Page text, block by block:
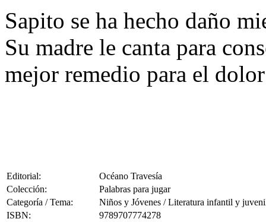
Sapito se ha hecho daño
Su madre le canta para
mejor remedio para el
Editorial:
Océano Travesía
Colección:
Palabras para jugar
Categoría / Tema:
Niños y Jóvenes / Literatura infantil y
ISBN:
9789707774278